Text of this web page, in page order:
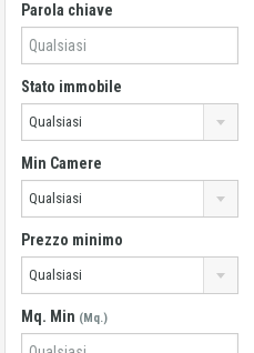
Parola chiave
Stato immobile
Qualsiasi
Min Camere
Qualsiasi
Prezzo minimo
Qualsiasi
Mq. Min (Mq.)